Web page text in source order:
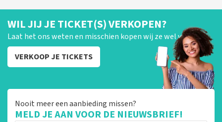
WIL JIJ JE TICKET(S) VERKOPEN?
Laat het ons weten en misschien kopen wij ze wel van je!
VERKOOP JE TICKETS
Nooit meer een aanbieding missen?
MELD JE AAN VOOR DE NIEUWSBRIEF!